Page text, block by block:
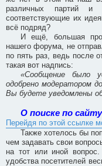
различных партий и
соответствующие их
всё подряд?
И ещё, большая
нашего форума, не
по пять раз, ведь после
такая вот надпись:
«Сообщение было
одобрено модератором
Вы будете уведомлены
О поиске по сайту
Перейдя по этой ссылке
Также хотелось бы
чем задавать свои
на тот или иной
удобства посетителей